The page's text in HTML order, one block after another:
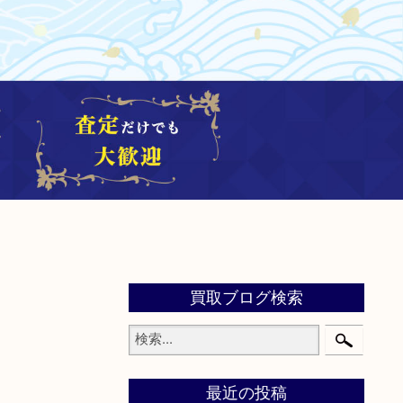
買取ブログ検索
最近の投稿